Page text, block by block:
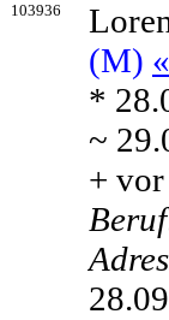
103936
(M)
*
~
+